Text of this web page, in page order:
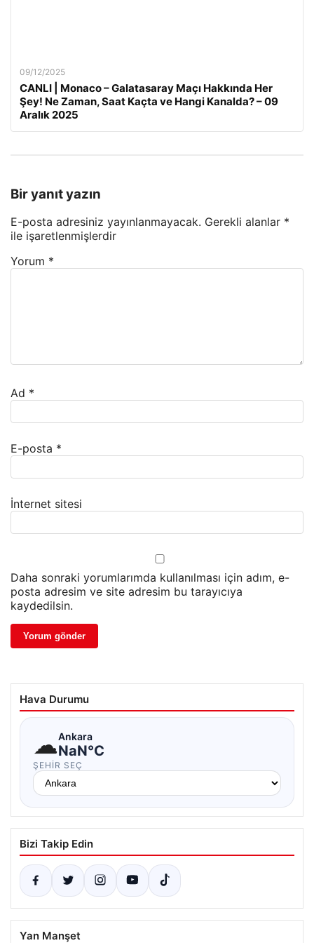
09/12/2025
CANLI | Monaco – Galatasaray Maçı Hakkında Her
Şey! Ne Zaman, Saat Kaçta ve Hangi Kanalda? – 09
Aralık 2025
Bir yanıt yazın
E-posta adresiniz yayınlanmayacak. Gerekli alanlar *
ile işaretlenmişlerdir
Yorum *
Ad *
E-posta *
İnternet sitesi
Daha sonraki yorumlarımda kullanılması için adım, e-
posta adresim ve site adresim bu tarayıcıya
kaydedilsin.
Hava Durumu
☁Ankara
NaN°C
ŞEHIR SEÇ
Bizi Takip Edin
Yan Manşet